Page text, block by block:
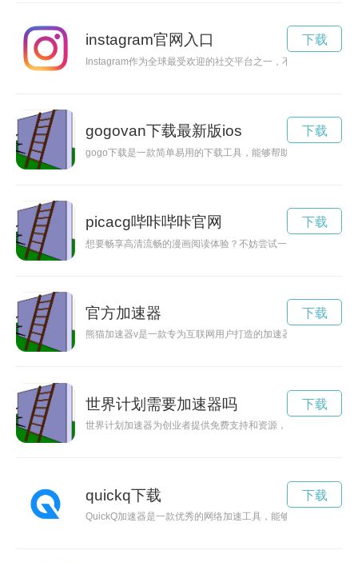
instagram官网入口
Instagram作为全球最受欢迎的社交平台之一，不断推出新功能
下载
gogovan下载最新版ios
gogo下载是一款简单易用的下载工具，能够帮助用户快速高效
下载
picacg哔咔哔咔官网
想要畅享高清流畅的漫画阅读体验？不妨尝试一下picacg哔咔
下载
官方加速器
熊猫加速器v是一款专为互联网用户打造的加速器软件，能够帮
下载
世界计划需要加速器吗
世界计划加速器为创业者提供免费支持和资源，助力他们实现创
下载
quickq下载
QuickQ加速器是一款优秀的网络加速工具，能够有效提升网络
下载